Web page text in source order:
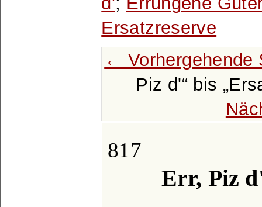
Ersatzreserve
← Vorhergehende
Piz d'
bis
817
Err, Piz